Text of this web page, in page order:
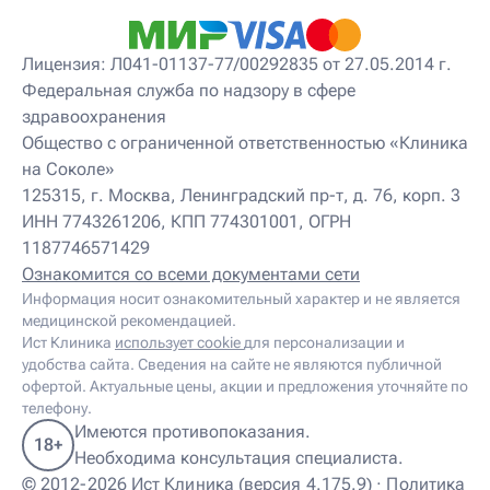
Детский невропатолог
Детский нейропсихолог
Детский нутрициолог
Детский ортопед
Детский остеопат
Детский отоневролог
Детский подиатр
Детский психолог
Детский психотерапевт
Детский реабилитолог
Детский ревматолог
Детский рефлексотерапевт
Детский сомнолог
Детский спортивный врач
Детский травматолог
Детский травматолог-ортопед
Детский физиотерапевт
Детский эндокринолог
Диабетолог
Диетолог
Лицензия: Л041-01137-77/00292835 от 27.05.2014 г.
Федеральная служба по надзору в сфере
здравоохранения
Общество с ограниченной ответственностью «Клиника
на Соколе»
125315, г. Москва, Ленинградский пр-т, д. 76, корп. 3
ИНН 7743261206, КПП 774301001, ОГРН
1187746571429
Ознакомится со всеми документами сети
Информация носит ознакомительный характер и не является
медицинской рекомендацией.
Ист Клиника использует cookie для персонализации и
удобства сайта. Сведения на сайте не являются публичной
офертой. Актуальные цены, акции и предложения уточняйте по
телефону.
© 2012-2026 Ист Клиника (версия 4.175.9) · Политика
Имеются противопоказания.
Необходима консультация специалиста.
18+